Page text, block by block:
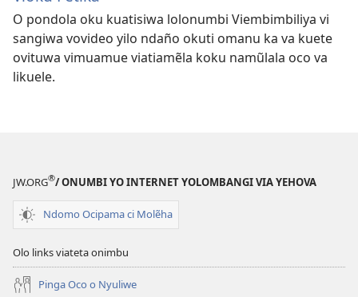
O pondola oku kuatisiwa lolonumbi Viembimbiliya vi
sangiwa vovideo yilo ndaño okuti omanu ka va kuete
ovituwa vimuamue viatiamẽla koku namũlala oco va
likuele.
JW.ORG®/ ONUMBI YO INTERNET YOLOMBANGI VIA YEHOVA
Ndomo Ocipama ci Molẽha
Olo links viateta onimbu
Pinga Oco o Nyuliwe